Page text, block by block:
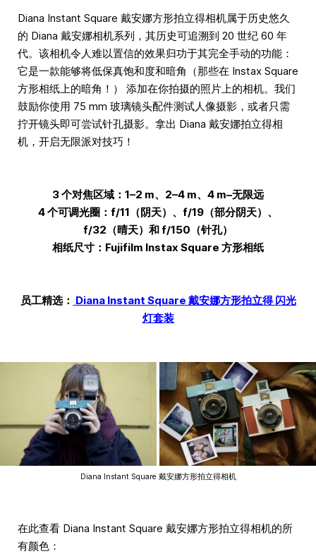
Diana Instant Square 戴安娜方形拍立得相机属于历史悠久
的 Diana 戴安娜相机系列，其历史可追溯到 20 世纪 60 年
代。该相机令人难以置信的效果归功于其完全手动的功能：
它是一款能够将低保真饱和度和暗角（那些在 Instax Square
方形相纸上的暗角！） 添加在你拍摄的照片上的相机。我们
鼓励你使用 75 mm 玻璃镜头配件测试人像摄影，或者只需
拧开镜头即可尝试针孔摄影。拿出 Diana 戴安娜拍立得相
机，开启无限派对技巧！
3 个对焦区域：1–2 m、2–4 m、4 m–无限远
4 个可调光圈：f/11（阴天）、f/19（部分阴天）、
f/32（晴天）和 f/150（针孔）
相纸尺寸：Fujifilm Instax Square 方形相纸
员工精选： Diana Instant Square 戴安娜方形拍立得 闪光
灯套装
Diana Instant Square 戴安娜方形拍立得相机
在此查看 Diana Instant Square 戴安娜方形拍立得相机的所
有颜色：